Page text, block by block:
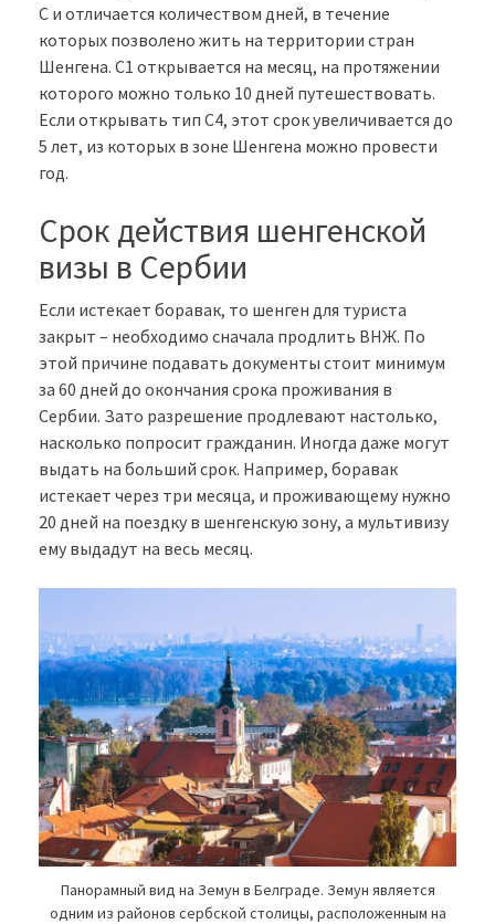
С и отличается количеством дней, в течение
которых позволено жить на территории стран
Шенгена. С1 открывается на месяц, на протяжении
которого можно только 10 дней путешествовать.
Если открывать тип С4, этот срок увеличивается до
5 лет, из которых в зоне Шенгена можно провести
год.
Срок действия шенгенской
визы в Сербии
Если истекает боравак, то шенген для туриста
закрыт – необходимо сначала продлить ВНЖ. По
этой причине подавать документы стоит минимум
за 60 дней до окончания срока проживания в
Сербии. Зато разрешение продлевают настолько,
насколько попросит гражданин. Иногда даже могут
выдать на больший срок. Например, боравак
истекает через три месяца, и проживающему нужно
20 дней на поездку в шенгенскую зону, а мультивизу
ему выдадут на весь месяц.
Панорамный вид на Земун в Белграде. Земун является
одним из районов сербской столицы, расположенным на